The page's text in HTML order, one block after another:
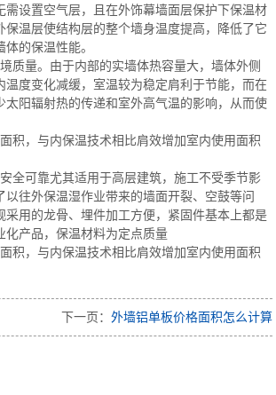
需设置空气层，且在外饰幕墙面层保护下保温材
保温层使结构层的整个墙身温度提高，降低了它
的保温性能。
质量。由于内部的实墙体热容量大，墙体外侧
温度变化减缓，室温较为稳定肩利于节能，而在
太阳辐射热的传递和室外高气温的影响，从而使
积，与内保温技术相比肩效增加室内使用面积
全可靠尤其适用于高层建筑，施工不受季节影
以往外保温湿作业带来的墙面开裂、空鼓等问
采用的龙骨、埋件加工方便，紧固件基本上都是
化产品，保温材料为定点质量
积，与内保温技术相比肩效增加室内使用面积
下一页： 外墙铝单板价格面积怎么计算